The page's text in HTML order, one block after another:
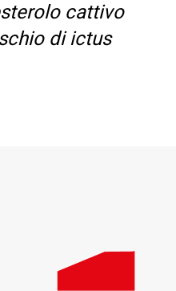
cattivo
di ictus